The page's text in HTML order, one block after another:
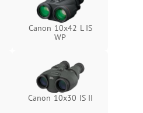
Canon 10x42 L IS
WP
Canon 10x30 IS II